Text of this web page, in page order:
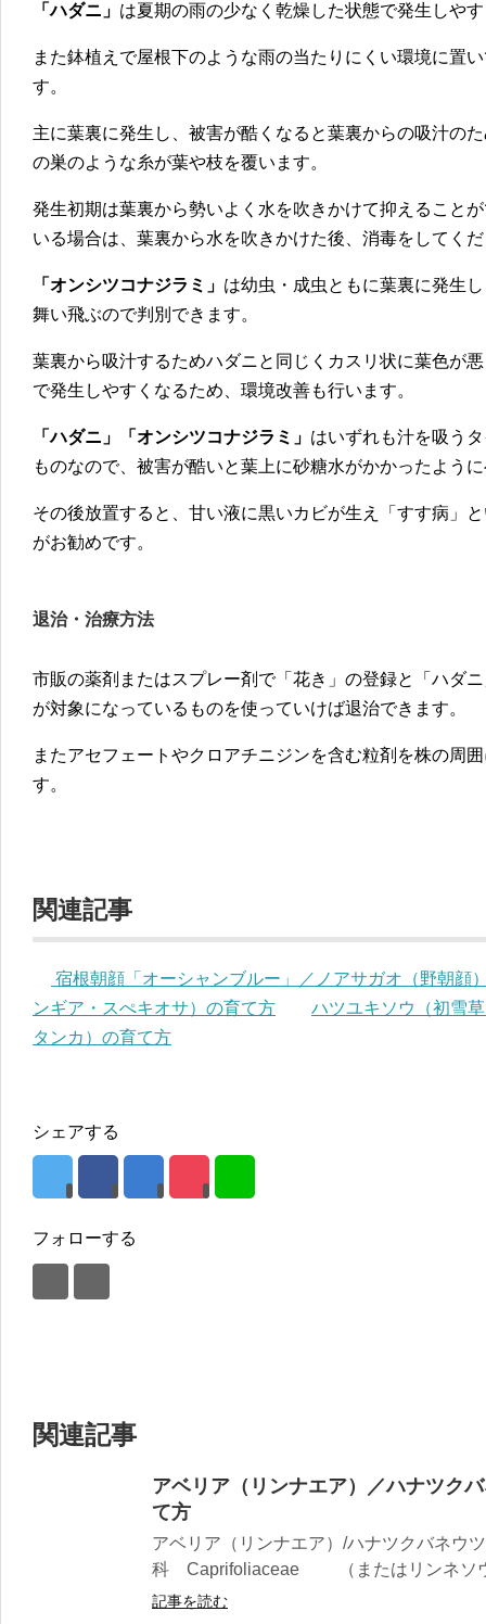
「ハダニ」 は夏期の雨の少なく乾燥した状態で発生しや
また鉢植えで屋根下のような雨の当たりにくい環境に置
す。
主に葉裏に発生し、被害が酷くなると葉裏からの吸汁の
の巣のような糸が葉や枝を覆います。
発生初期は葉裏から勢いよく水を吹きかけて抑えること
いる場合は、葉裏から水を吹きかけた後、消毒をしてく
「オンシツコナジラミ」 は幼虫・成虫ともに葉裏に発生
舞い飛ぶので判別できます。
葉裏から吸汁するためハダニと同じくカスリ状に葉色が
で発生しやすくなるため、環境改善も行います。
「ハダニ」「オンシツコナジラミ」 はいずれも汁を吸う
ものなので、被害が酷いと葉上に砂糖水がかかったよう
その後放置すると、甘い液に黒いカビが生え「すす病」
がお勧めです。
退治・治療方法
市販の薬剤またはスプレー剤で「花き」の登録と「ハダ
が対象になっているものを使っていけば退治できます。
またアセフェートやクロアチニジンを含む粒剤を株の周
す。
関連記事
宿根朝顔「オーシャンブルー」／ノアサガオ（野朝顔
ンギア・スぺキオサ）の育て方
ハツユキソウ（初雪
タンカ）の育て方
シェアする
フォローする
関連記事
アベリア（リンナエア）／ハナツク
て方
アベリア（リンナエア）/ハナツクバネウ
科 Caprifoliaceae （またはリンネソ
記事を読む